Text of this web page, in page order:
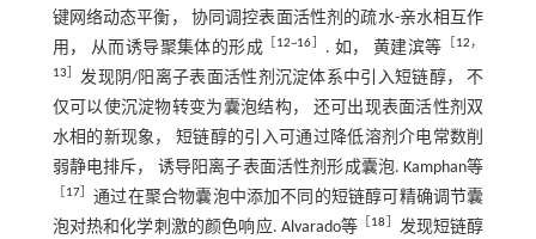
键网络动态平衡， 协同调控表面活性剂的疏水-亲水相互作
用， 从而诱导聚集体的形成
12~16 . 如， 黄建滨等 12，
13
发现阴/阳离子表面活性剂沉淀体系中引入短链醇， 不
仅可以使沉淀物转变为囊泡结构， 还可出现表面活性剂双
水相的新现象， 短链醇的引入可通过降低溶剂介电常数削
弱静电排斥， 诱导阳离子表面活性剂形成囊泡. Kamphan等
17］通过在聚合物囊泡中添加不同的短链醇可精确调节囊
泡对热和化学刺激的颜色响应. Alvarado等
18
发现短链醇